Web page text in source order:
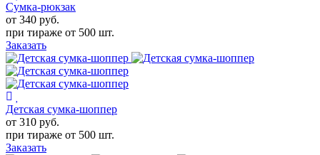
Сумка-рюкзак
от 340 руб.
при тираже от 500 шт.
Заказать
Детская сумка-шоппер
от 310 руб.
при тираже от 500 шт.
Заказать